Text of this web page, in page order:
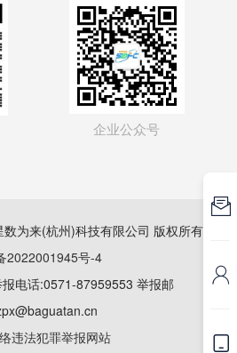
企业公众号
为来(杭州)科技有限公司 版权所有
2022001945号-4
电话:0571-87959553 举报邮
违法犯罪举报网站


